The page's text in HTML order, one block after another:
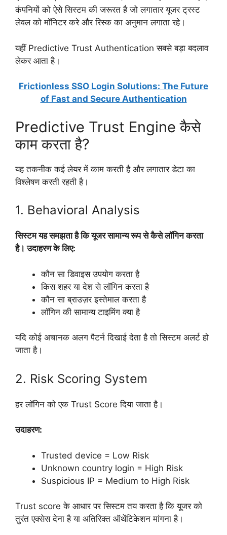
कंपनियों को ऐसे सिस्टम की जरूरत है जो लगातार यूजर ट्रस्ट
लेवल को मॉनिटर करे और रिस्क का अनुमान लगाता रहे।
यहीं Predictive Trust Authentication सबसे बड़ा बदलाव
लेकर आता है।
Frictionless SSO Login Solutions: The Future
of Fast and Secure Authentication
Predictive Trust Engine कैसे
काम करता है?
यह तकनीक कई लेयर में काम करती है और लगातार डेटा का
विश्लेषण करती रहती है।
1. Behavioral Analysis
सिस्टम यह समझता है कि यूजर सामान्य रूप से कैसे लॉगिन करता
है। उदाहरण के लिए:
कौन सा डिवाइस उपयोग करता है
किस शहर या देश से लॉगिन करता है
कौन सा ब्राउज़र इस्तेमाल करता है
लॉगिन की सामान्य टाइमिंग क्या है
यदि कोई अचानक अलग पैटर्न दिखाई देता है तो सिस्टम अलर्ट हो
जाता है।
2. Risk Scoring System
हर लॉगिन को एक Trust Score दिया जाता है।
उदाहरण:
Trusted device = Low Risk
Unknown country login = High Risk
Suspicious IP = Medium to High Risk
Trust score के आधार पर सिस्टम तय करता है कि यूजर को
तुरंत एक्सेस देना है या अतिरिक्त ऑथेंटिकेशन मांगना है।